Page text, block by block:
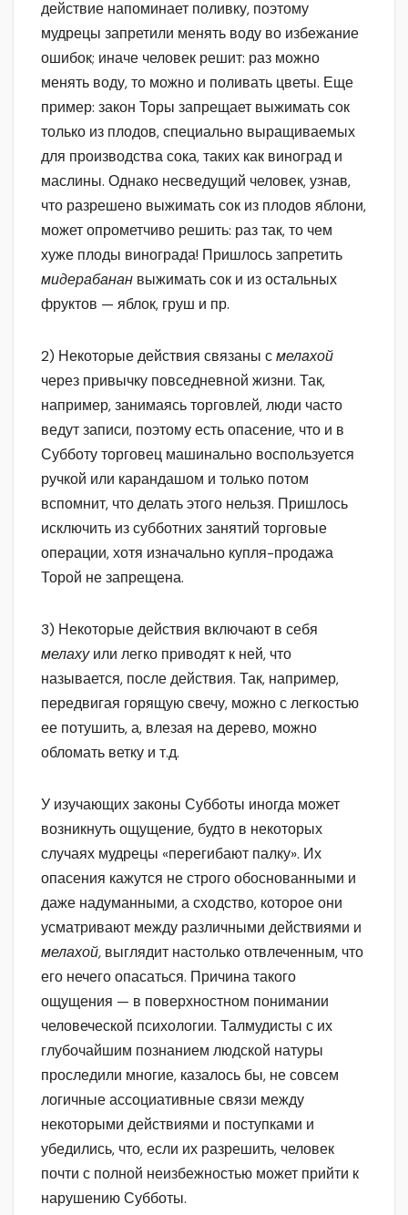
действие напоминает поливку, поэтому
мудрецы запретили менять воду во избежание
ошибок; иначе человек решит: раз можно
менять воду, то можно и поливать цветы. Еще
пример: закон Торы запрещает выжимать сок
только из плодов, специально выращиваемых
для производства сока, таких как виноград и
маслины. Однако несведущий человек, узнав,
что разрешено выжимать сок из плодов яблони,
может опрометчиво решить: раз так, то чем
хуже плоды винограда! Пришлось запретить
мидерабанан выжимать сок и из остальных
фруктов — яблок, груш и пр.
2) Некоторые действия связаны смелахой
через привычку повседневной жизни. Так,
например, занимаясь торговлей, люди часто
ведут записи, поэтому есть опасение, что и в
Субботу торговец машинально воспользуется
ручкой или карандашом и только потом
вспомнит, что делать этого нельзя. Пришлось
исключить из субботних занятий торговые
операции, хотя изначально купля-продажа
Торой не запрещена.
3) Некоторые действия включают в себя
мелахуили легко приводят к ней, что
называется, после действия. Так, например,
передвигая горящую свечу, можно с легкостью
ее потушить, а, влезая на дерево, можно
обломать ветку и т.д.
У изучающих законы Субботы иногда может
возникнуть ощущение, будто в некоторых
случаях мудрецы «перегибают палку». Их
опасения кажутся не строго обоснованными и
даже надуманными, а сходство, которое они
усматривают между различными действиями и
мелахой, выглядит настолько отвлеченным, что
его нечего опасаться. Причина такого
ощущения — в поверхностном понимании
человеческой психологии. Талмудисты с их
глубочайшим познанием людской натуры
проследили многие, казалось бы, не совсем
логичные ассоциативные связи между
некоторыми действиями и поступками и
убедились, что, если их разрешить, человек
почти с полной неизбежностью может прийти к
нарушению Субботы.